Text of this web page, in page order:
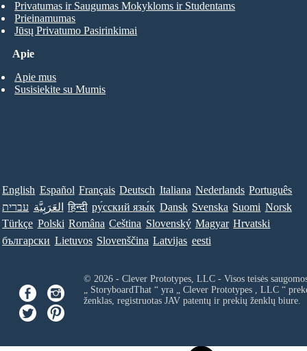
Apie
Apie mus
Susisiekite su Mumis
Privatumas ir Saugumas Mokykloms ir Studentams
Prieinamumas
Jūsų Privatumo Pasirinkimai
English Español Français Deutsch Italiana Nederlands Português
עברית العَرَبِيَّة हिन्दी ру́сский язы́к Dansk Svenska Suomi Norsk
Türkçe Polski Româna Ceština Slovenský Magyar Hrvatski
български Lietuvos Slovenščina Latvijas eesti
© 2026 - Clever Prototypes, LLC - Visos teisės
„ StoryboardThat “ yra „ Clever Prototypes , LLC“
ženklas, registruotas JAV patentų ir prekių ženklų biure.